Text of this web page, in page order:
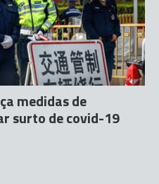
medidas de
surto de covid-19